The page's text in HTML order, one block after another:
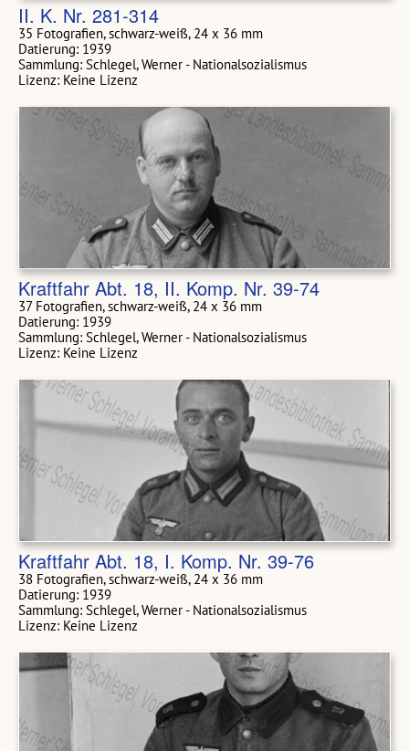
II. K. Nr. 281-314
35 Fotografien, schwarz-weiß, 24 x 36 mm
Datierung: 1939
Sammlung: Schlegel, Werner - Nationalsozialismus
Lizenz: Keine Lizenz
Kraftfahr Abt. 18, II. Komp. Nr. 39-74
37 Fotografien, schwarz-weiß, 24 x 36 mm
Datierung: 1939
Sammlung: Schlegel, Werner - Nationalsozialismus
Lizenz: Keine Lizenz
Kraftfahr Abt. 18, I. Komp. Nr. 39-76
38 Fotografien, schwarz-weiß, 24 x 36 mm
Datierung: 1939
Sammlung: Schlegel, Werner - Nationalsozialismus
Lizenz: Keine Lizenz